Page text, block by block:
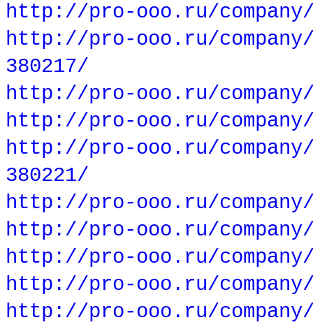
http://pro-ooo.ru/
http://pro-ooo.ru/
380217/
http://pro-ooo.ru/
http://pro-ooo.ru/company/
http://pro-ooo.ru/company/
380221/
http://pro-ooo.ru/company/
http://pro-ooo.ru/company/
http://pro-ooo.ru/company/
http://pro-ooo.ru/company/
http://pro-ooo.ru/company/